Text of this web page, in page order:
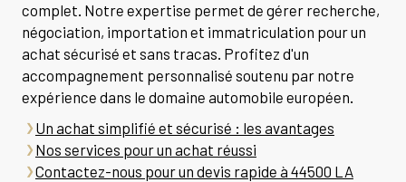
complet. Notre expertise permet de gérer recherche,
négociation, importation et immatriculation pour un
achat sécurisé et sans tracas. Profitez d'un
accompagnement personnalisé soutenu par notre
expérience dans le domaine automobile européen.
Un achat simplifié et sécurisé : les avantages
Nos services pour un achat réussi
Contactez-nous pour un devis rapide à 44500 LA